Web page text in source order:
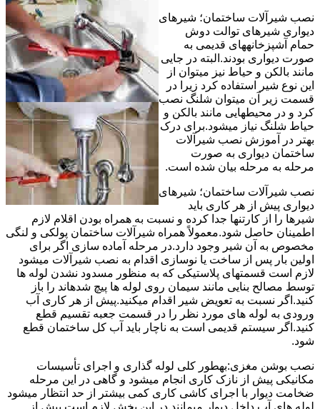
نصب شیرآلات ساختمان؛ شیرهای
دیواری شیرهای توالت دوش
حمام آشپزخانههای قدیمی به
صورت دیواری بودند.البته در جایی
مانند بالکن و حیاط نیز میتوان از
این نوع شیر استفاده کرد زیرا در
قسمت زیر آن میتوان شلنگ نصب
کرد و در محیطهایی مانند بالکن و
حیاط شلنگ نیاز میشود.برای درک
بهتر در آموزش نصب شیرآلات
ساختمان دیواری به صورت
مرحله به مرحله بیان شده است.
نصب شیرآلات ساختمان؛ شیرهای
دیواری پیش از هر کاری باید
شیرها را از کارتنها جدا کرده و نسبت به همراه بودن اقلام لازم
اطمینان حاصل شود.معمولاً همراه شیرآلات ساختمان پولکی و لنگی
مخصوص به آن شیر وجود دارد.در مرحله آماده سازی اگر برای
اولین بار پس از ساخت یا نوسازی اقدام به نصب شیرآلات میشود
لازم است قسمتهای پلاستیکی که به منظور مسدود نشدن لوله ها
توسط مصالح بنایی مانند سیمان روی لوله ها پیچ شدهاند را باز
کنید.اگر نسبت به تعویض شیر اقدام میکنید.پیش از هر کاری آب
ورودی به لوله های مورد نظر را در قسمت جعبه تقسیم قطع
کنید.اگر سیستم قدیمی است به ناچار باید آب کل ساختمان قطع
شود.
نصب بوشن مغزی:بهطور کلی لوله گذاری و اجرای تأسیسات
مکانیکی پیش از نازک کاری انجام میشود و گاهی در این مرحله
ضخامت دیوار با اجرای کاشی کاری کمی بیشتر از حد انتظار میشود